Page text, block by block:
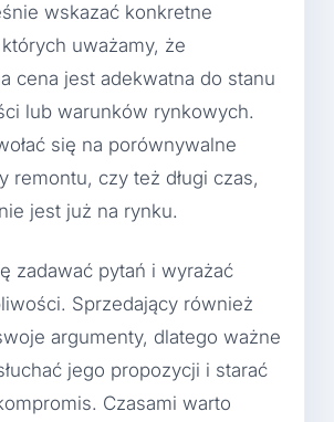
wskazać konkretne
uważamy, że
cena jest adekwatna do stanu
lub warunków rynkowych.
się na porównywalne
remontu, czy też długi czas,
jest już na rynku.
zadawać pytań i wyrażać
Sprzedający również
argumenty, dlatego ważne
jego propozycji i starać
Czasami warto